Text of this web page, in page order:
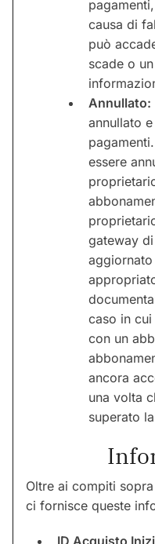
causa di
può
scade o
Annullato:
annullato
essere
gateway
caso in
con un
ancora
una volta
superato
Oltre ai compiti
ci fornisce queste
ID Acquisto